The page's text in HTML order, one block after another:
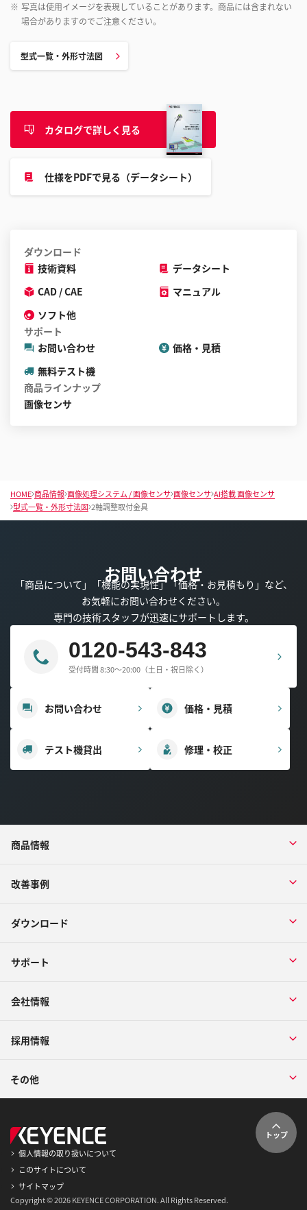
※ 写真は使用イメージを表現していることがあります。商品には含まれない
場合がありますのでご注意ください。
型式一覧・外形寸法図
カタログで詳しく見る
仕様をPDFで見る（データシート）
ダウンロード
技術資料
データシート
CAD / CAE
マニュアル
ソフト他
サポート
お問い合わせ
価格・見積
無料テスト機
商品ラインナップ
画像センサ
HOME 商品情報 画像処理システム / 画像センサ 画像センサ AI搭載 画像センサ
型式一覧・外形寸法図 2軸調整取付金具
お問い合わせ
「商品について」「機能の実現性」「価格・お見積もり」など、
お気軽にお問い合わせください。
専門の技術スタッフが迅速にサポートします。
0120-543-843
受付時間 8:30～20:00（土日・祝日除く）
お問い合わせ 価格・見積
テスト機貸出 修理・校正
商品情報
改善事例
ダウンロード
サポート
会社情報
採用情報
その他
トップ
個人情報の取り扱いについて
このサイトについて
サイトマップ
Copyright © 2026 KEYENCE CORPORATION. All Rights Reserved.